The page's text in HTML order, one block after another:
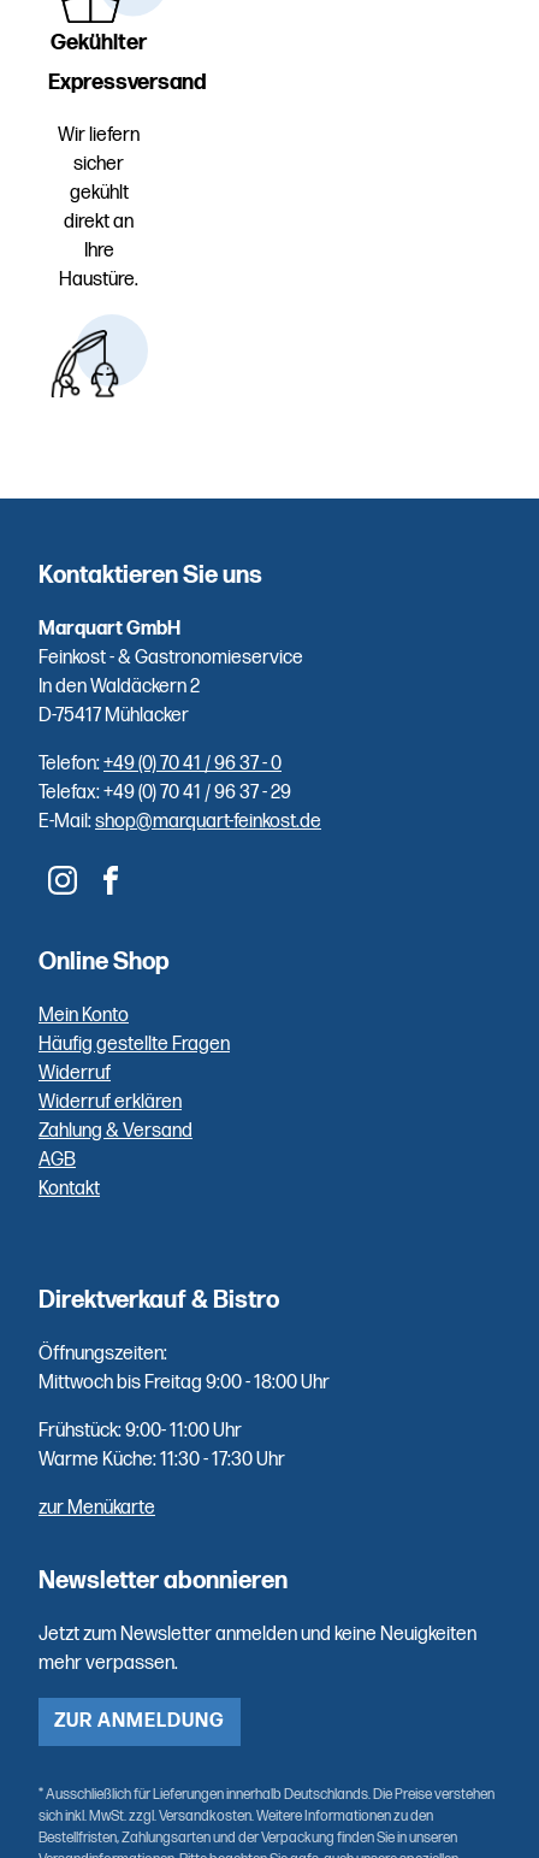
Gekühlter
Expressversand
Wir liefern
sicher
gekühlt
direkt an
Ihre
Haustüre.
– direkt aus
eigenen
Räucherei.
Einfache
Bezahlung
Sie zahlen
per PayPal,
Vorkasse
oder Bar
bei
Abholung.
Qualität
Fisch aus
erster Hand
die Woche
direkt
geliefert.
Kontaktieren Sie uns
Marquart GmbH
Feinkost - & Gastronomieservice
In den Waldäckern 2
D-75417 Mühlacker
Telefon:+49 (0) 70 41 / 96 37 - 0
Telefax: +49 (0) 70 41 / 96 37 - 29
E-Mail:shop@marquart-feinkost.de
Online Shop
Mein Konto
Häufig gestellte Fragen
Widerruf
Widerruf erklären
Zahlung & Versand
AGB
Kontakt
Direktverkauf & Bistro
Öffnungszeiten:
Mittwoch bis Freitag 9:00 - 18:00 Uhr
Frühstück: 9:00- 11:00 Uhr
Warme Küche: 11:30 - 17:30 Uhr
zur Menükarte
Newsletter abonnieren
Jetzt zum Newsletter anmelden und keine Neuigkeiten
mehr verpassen.
ZUR ANMELDUNG
* Ausschließlich für Lieferungen innerhalb Deutschlands. Die Preise verstehen
sich inkl. MwSt. zzgl. Versandkosten. Weitere Informationen zu den
Bestellfristen, Zahlungsarten und der Verpackung finden Sie in unseren